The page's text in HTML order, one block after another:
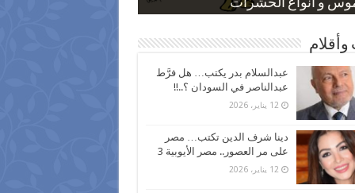
و أنواع الحشرات
بعد ارتفاع الأسعار
نسبة الطلاق في مصر
كاركاتيرية
كاركاتيرية
وأقلام
عبدالسلام بدر يكتب… هل فرَّط
عبدالناصر في السودان ؟..!!
12 يناير، 2026
دينا شرف الدين تكتب… مصر
على مر العصور.. مصر الأيوبية 3
12 يناير، 2026